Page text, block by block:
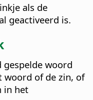
als de
geactiveerd is.
gespelde woord
woord of de zin, of
in het